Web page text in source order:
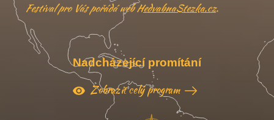
Festival pro Vás pořádá webHedvabnaStezka.cz.
Nadcházející promítání
Zobrazit celý program